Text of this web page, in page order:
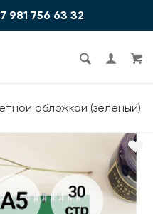
981 756 6З З2
обложкой (зеленый)